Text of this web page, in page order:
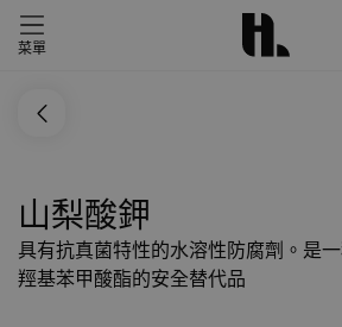
菜單
山梨酸鉀
具有抗真菌特性的水溶性防腐劑。是
羥基苯甲酸酯的安全替代品